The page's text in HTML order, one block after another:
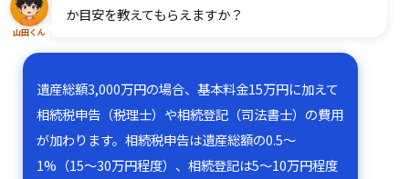
山田くん
か目安を教えてもらえますか？
遺産総額3,000万円の場合、基本料金15万円に加えて
相続税申告（税理士）や相続登記（司法書士）の費用
が加わります。相続税申告は遺産総額の0.5〜
1%（15〜30万円程度）、相続登記は5〜10万円程度